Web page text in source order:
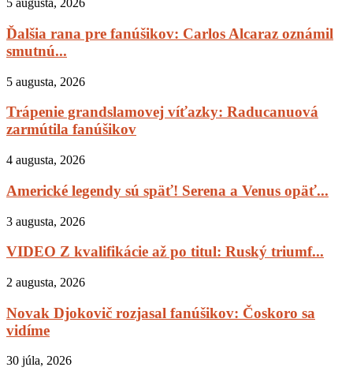
5 augusta, 2026
Ďalšia rana pre fanúšikov: Carlos Alcaraz oznámil
smutnú...
5 augusta, 2026
Trápenie grandslamovej víťazky: Raducanuová
zarmútila fanúšikov
4 augusta, 2026
Americké legendy sú späť! Serena a Venus opäť...
3 augusta, 2026
VIDEO Z kvalifikácie až po titul: Ruský triumf...
2 augusta, 2026
Novak Djokovič rozjasal fanúšikov: Čoskoro sa
vidíme
30 júla, 2026